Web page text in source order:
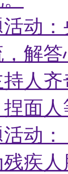
动
解
人
面
动
疾